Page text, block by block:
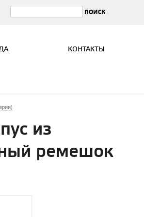
КОНТАКТЫ
из
ремешок